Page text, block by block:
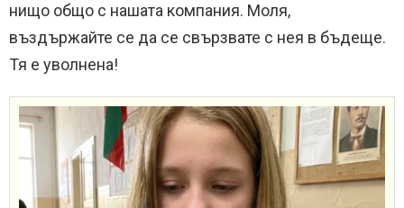
нищо общо с нашата компания. Моля,
въздържайте се да се свързвате с нея в бъдеще.
Тя е уволнена!